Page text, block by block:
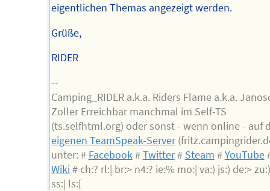
eigentlichen Themas angezeigt werden.
Grüße,
RIDER
--
Camping_RIDER a.k.a. Riders Flame a.k.a.
Zoller Erreichbar manchmal im Self-TS
(ts.selfhtml.org) oder sonst - wenn online - auf
eigenen TeamSpeak-Server
unter: # Facebook#Twitter# Steam #YouTube
Wiki# ch:? rl:| br:> n4:? ie:% mo:| va:) js:) de:>
ss:| ls:[